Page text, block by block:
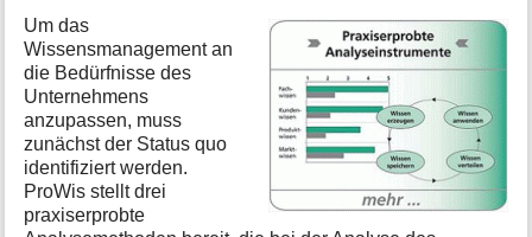
Um das
Wissensmanagement an
die Bedürfnisse des
Unternehmens
anzupassen, muss
zunächst der Status quo
identifiziert werden.
ProWis stellt drei
praxiserprobte